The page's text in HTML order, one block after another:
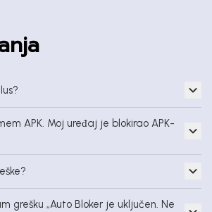
APK. Moj uređaj je blokirao APK-
grešku „Auto Bloker je uključen. Ne